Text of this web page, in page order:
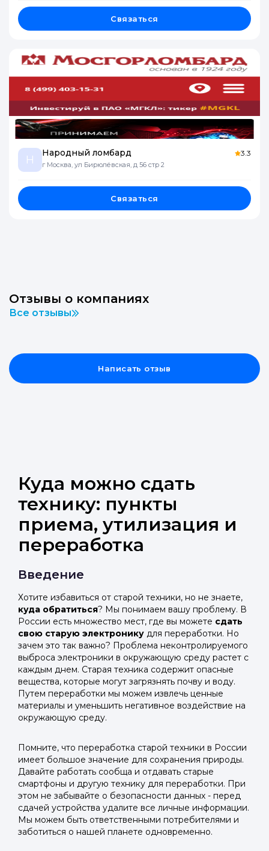
Связаться
Н
Народный ломбард
г Москва, ул Бирюлёвская, д 56 стр 2
3.3
Связаться
Отзывы о компаниях
Все отзывы
Написать отзыв
Куда можно сдать
технику: пункты
приема, утилизация и
переработка
Введение
Хотите избавиться от старой техники, но не знаете,
куда обратиться? Мы понимаем вашу проблему. В
России есть множество мест, где вы можете сдать
свою старую электронику для переработки. Но
зачем это так важно? Проблема неконтролируемого
выброса электроники в окружающую среду растет с
каждым днем. Старая техника содержит опасные
вещества, которые могут загрязнять почву и воду.
Путем переработки мы можем извлечь ценные
материалы и уменьшить негативное воздействие на
окружающую среду.
Помните, что переработка старой техники в России
имеет большое значение для сохранения природы.
Давайте работать сообща и отдавать старые
смартфоны и другую технику для переработки. При
этом не забывайте о безопасности данных - перед
сдачей устройства удалите все личные информации.
Мы можем быть ответственными потребителями и
заботиться о нашей планете одновременно.